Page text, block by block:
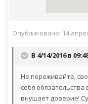
Опубликовано: 14
В 4/14/2016 в
Не переживайте,
себя
внушает доверие!